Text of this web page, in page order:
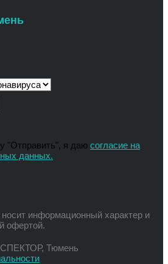
"Отправить", я даю согласие на
данных.
информационный характер и
офертой.
Тюмень